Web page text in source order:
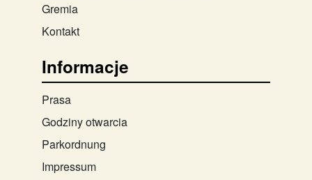
Gremia
Kontakt
Informacje
Prasa
Godziny otwarcia
Parkordnung
Impressum